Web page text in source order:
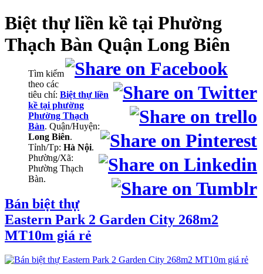
Biệt thự liền kề tại Phường
Thạch Bàn Quận Long Biên
Tìm kiếm
theo các
tiêu chí: Biệt thự liền
kề tại phường
Phường Thạch
Bàn. Quận/Huyện:
Long Biên.
Tỉnh/Tp: Hà Nội.
Phường/Xã:
Phường Thạch
Bàn.
Bán biệt thự
Eastern Park 2 Garden City 268m2
MT10m giá rẻ